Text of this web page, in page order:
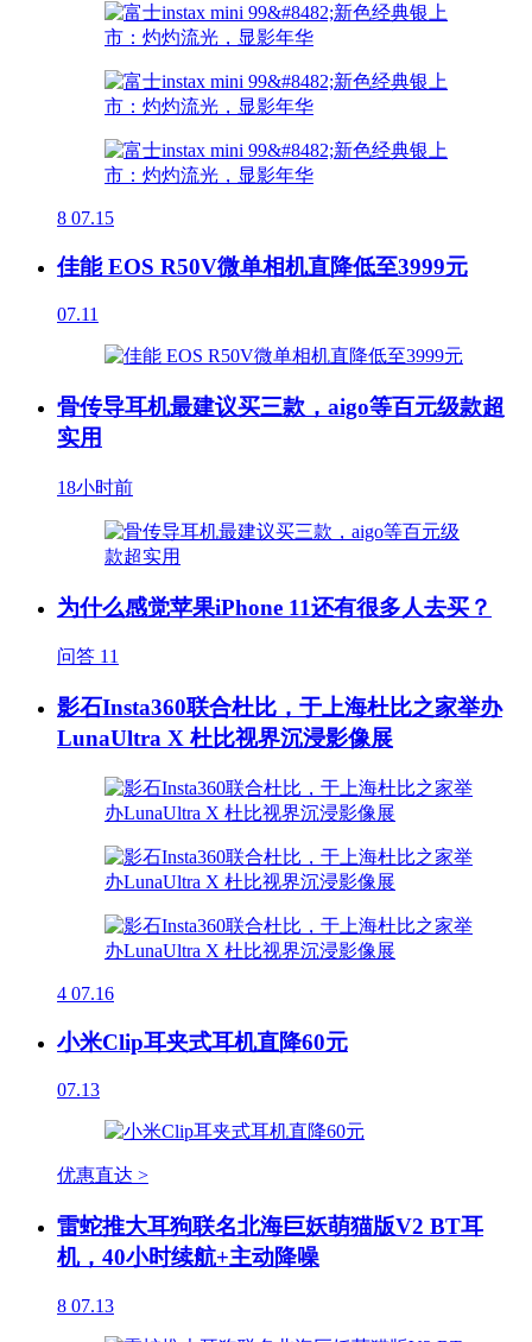
8 07.15
佳能 EOS R50V微单相机直降低至3999元
07.11
骨传导耳机最建议买三款，aigo等百元级款超
实用
18小时前
为什么感觉苹果iPhone 11还有很多人去买？
问答 11
影石Insta360联合杜比，于上海杜比之家举办
LunaUltra X 杜比视界沉浸影像展
4 07.16
小米Clip耳夹式耳机直降60元
07.13
优惠直达 >
雷蛇推大耳狗联名北海巨妖萌猫版V2 BT耳
机，40小时续航+主动降噪
8 07.13